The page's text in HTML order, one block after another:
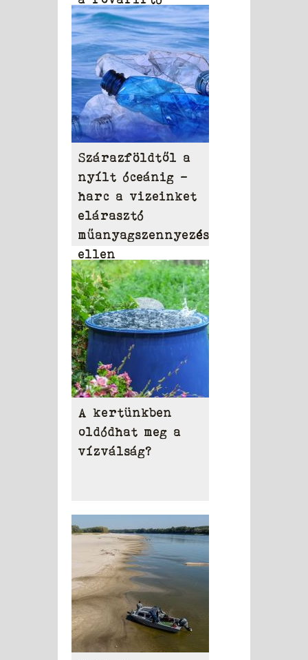
szerek
Szárazföldtől a
nyílt óceánig –
harc a vizeinket
elárasztó
műanyagszennyezés
ellen
A kertünkben
oldódhat meg a
vízválság?